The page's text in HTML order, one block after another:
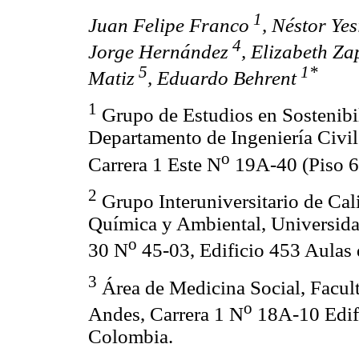
Juan Felipe Franco 1, Néstor
Jorge Hernández 4, Elizabeth
Matiz 5, Eduardo Behrent1*
1 Grupo de Estudios en
Departamento de Ingeniería
Carrera 1 Este No 19A-40 (Piso
2 Grupo Interuniversitario de
Química y Ambiental,
30 No 45-03, Edificio 453 Aulas
3 Área de Medicina Social,
Andes, Carrera 1 No 18A-10
Colombia.